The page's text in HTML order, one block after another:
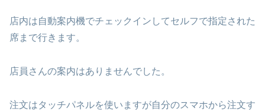
店内は自動案内機でチェックインしてセルフで指定された
席まで行きます。
店員さんの案内はありませんでした。
注文はタッチパネルを使いますが自分のスマホから注文す